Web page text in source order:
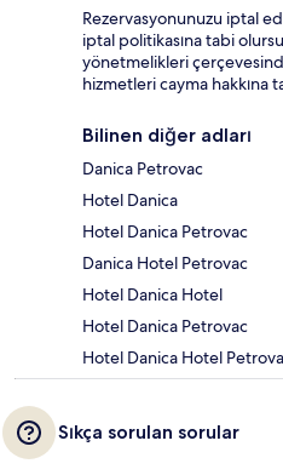
Rezervasyonunuzu iptal
iptal politikasına tabi
yönetmelikleri
hizmetleri cayma hakkına
Bilinen diğer adları
Danica Petrovac
Hotel Danica
Hotel Danica Petrovac
Danica Hotel Petrovac
Hotel Danica Hotel
Hotel Danica Petrovac
Hotel Danica Hotel
Sıkça sorulan sorular